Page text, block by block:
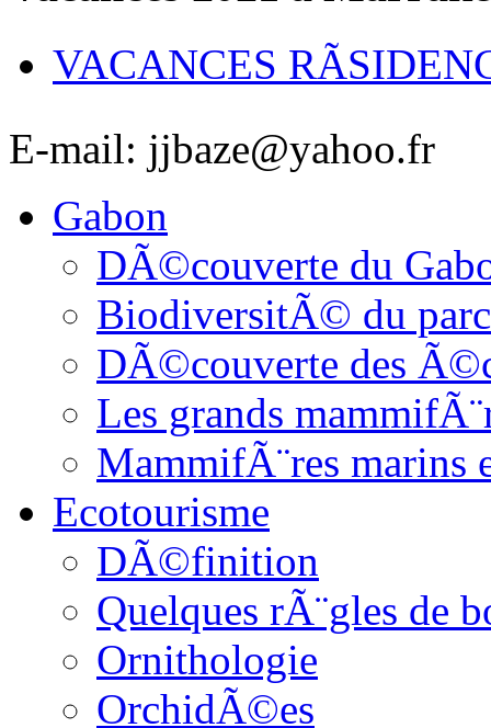
VACANCES
E-mail: jjbaze@yahoo.fr
Gabon
DÃ©couverte du
BiodiversitÃ© du
DÃ©couverte des
Les grands
MammifÃ¨res marins
Ecotourisme
DÃ©finition
Quelques rÃ¨gles de
Ornithologie
OrchidÃ©es